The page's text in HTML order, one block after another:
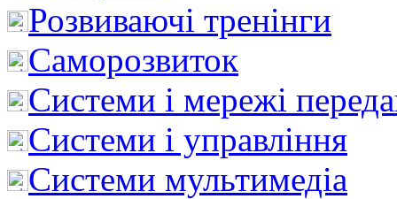
Розвиваючі тренінги
Саморозвиток
Системи і мережі
Системи і управління
Системи мультимедіа